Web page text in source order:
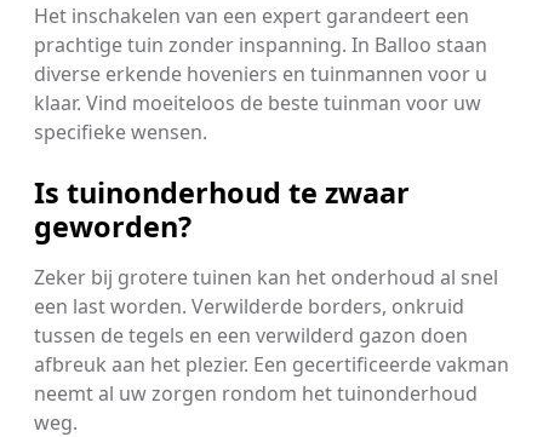
Het inschakelen van een expert garandeert een
prachtige tuin zonder inspanning. In Balloo staan
diverse erkende hoveniers en tuinmannen voor u
klaar. Vind moeiteloos de beste tuinman voor uw
specifieke wensen.
Is tuinonderhoud te zwaar
geworden?
Zeker bij grotere tuinen kan het onderhoud al snel
een last worden. Verwilderde borders, onkruid
tussen de tegels en een verwilderd gazon doen
afbreuk aan het plezier. Een gecertificeerde vakman
neemt al uw zorgen rondom het tuinonderhoud
weg.